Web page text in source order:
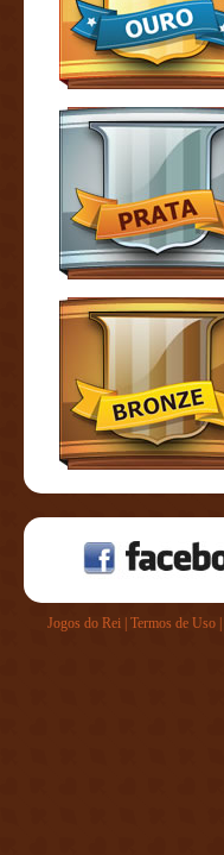
Jogos do Rei| Termos de Uso|